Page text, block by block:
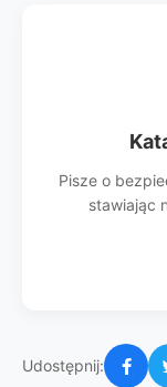
Pisze o
stawiając
Udostępnij: